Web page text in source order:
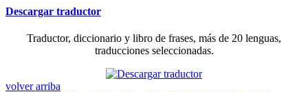
Descargar traductor
Traductor, diccionario y libro de frases, más de 20 lenguas,
traducciones seleccionadas.
volver arriba